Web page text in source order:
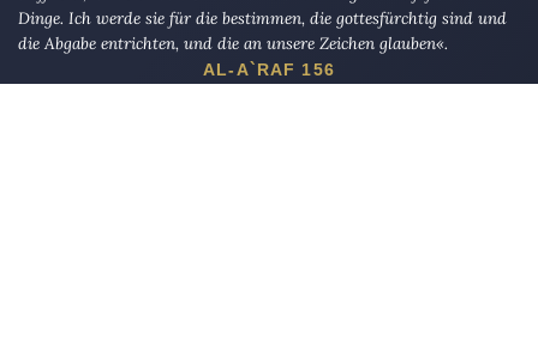
Dinge. Ich werde sie für die bestimmen, die gottesfürchtig sind und
die Abgabe entrichten, und die an unsere Zeichen glauben«.
AL-A`RAF 156